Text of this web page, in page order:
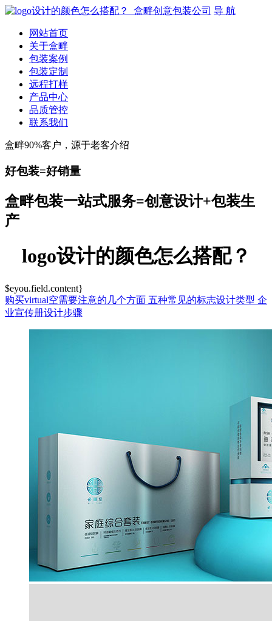
导 航
网站首页
关于盒畔
包装案例
包装定制
远程打样
产品中心
品质管控
联系我们
盒畔90%客户，源于老客介绍
好包装=好销量
盒畔包装一站式服务=创意设计+包装生
产
logo设计的颜色怎么搭配？
$eyou.field.content}
购买virtual空需要注意的几个方面 五种常见的标志设计类型 企
业宣传册设计步骤